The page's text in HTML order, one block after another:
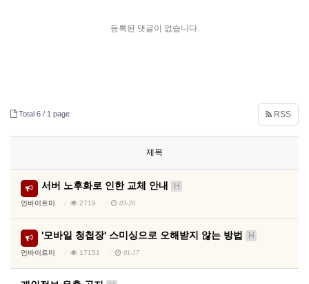
등록된 댓글이 없습니다.
Total 6 / 1 page RSS
제목
서버 노후화로 인한 교체 안내 H
인바이트미 2719 03-20
'모바일 청첩장' 스미싱으로 오해받지 않는 방법 H
인바이트미 17151 01-17